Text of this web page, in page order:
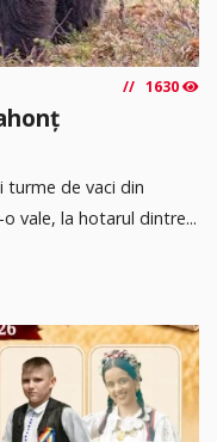
1630
turme de vaci din
vale, la hotarul dintre...